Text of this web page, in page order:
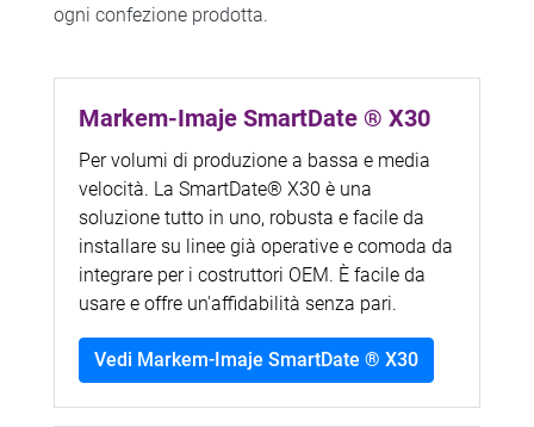
ogni confezione prodotta.
Markem-Imaje SmartDate ® X30
Per volumi di produzione a bassa e media
velocità. La SmartDate® X30 è una
soluzione tutto in uno, robusta e facile da
installare su linee già operative e comoda da
integrare per i costruttori OEM. È facile da
usare e offre un'affidabilità senza pari.
Vedi Markem-Imaje SmartDate ® X30